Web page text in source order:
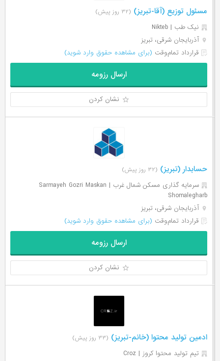
مسئول توزیع (آقا-تبریز) (۳۲ روز پیش)
نیک طب | Nikteb
آذربایجان شرقی، تبریز
قرارداد تمام‌وقت (برای مشاهده حقوق وارد شوید)
ارسال رزومه
نشان کردن
حسابدار (تبریز) (۳۲ روز پیش)
سرمایه گذاری مسکن شمال غرب | Sarmayeh Gozri Maskan
Shomalegharb
آذربایجان شرقی، تبریز
قرارداد تمام‌وقت (برای مشاهده حقوق وارد شوید)
ارسال رزومه
نشان کردن
ادمین تولید محتوا (خانم-تبریز) (۳۳ روز پیش)
تیم تولید محتوا کروز | Croz